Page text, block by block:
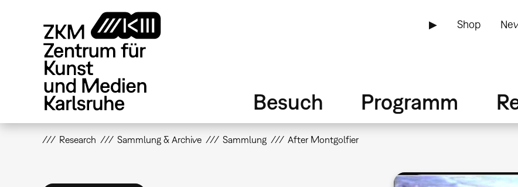
▶ Shop
Besuch Programm
Research Sammlung & Archive Sammlung After Montgolfier